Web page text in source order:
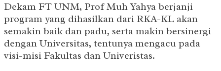
Dekam FT UNM, Prof Muh Yahya berjanji
program yang dihasilkan dari RKA-KL akan
semakin baik dan padu, serta makin bersinergi
dengan Universitas, tentunya mengacu pada
visi-misi Fakultas dan Univeristas.